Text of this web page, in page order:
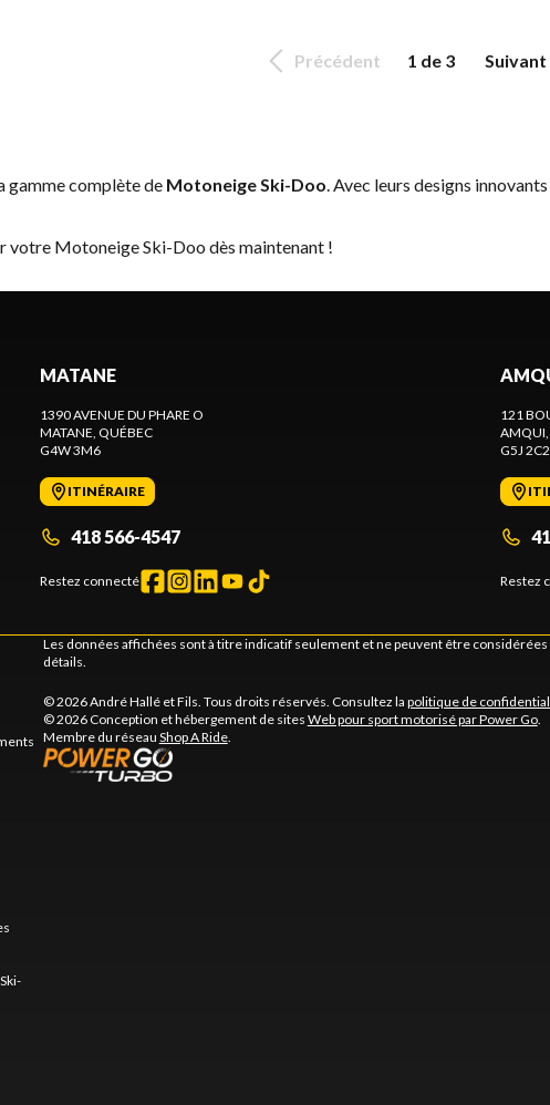
Précédent 1 de 3 Suivant
gamme complète de Motoneige Ski-Doo . Avec leurs designs
votre Motoneige Ski-Doo dès maintenant !
MATANE
1390 AVENUE DU PHARE O
MATANE , QUÉBEC
G4W 3M6
ITINÉRAIRE
418 566-4547
Restez connecté
121
AMQUI
G5J 2C2
Restez
Les données affichées sont à titre indicatif seulement et ne peuvent être
détails.
© 2026 André Hallé et Fils. Tous droits réservés. Consultez la politique de
© 2026 Conception et hébergement de sites Web pour sport motorisé par Power Go.
Membre du réseau Shop A Ride.